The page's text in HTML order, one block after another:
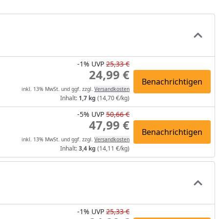
-1% UVP 25,33 €
24,99 €
inkl. 13% MwSt. und ggf. zzgl. Versandkosten
Inhalt: 1,7 kg (14,70 €/kg)
Benachrichtigen
-5% UVP 50,66 €
47,99 €
inkl. 13% MwSt. und ggf. zzgl. Versandkosten
Inhalt:3,4 kg (14,11 €/kg)
Benachrichtigen
-1% UVP 25,33 €